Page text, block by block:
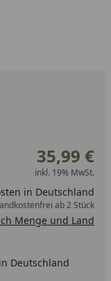
eins erhöhen
35,99 €
inkl. 19% MwSt.
in Deutschland
ab 2 Stück
Menge und Land
Deutschland